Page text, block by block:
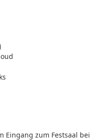
Eingang zum Festsaal bei